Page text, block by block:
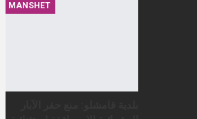
MANSHET